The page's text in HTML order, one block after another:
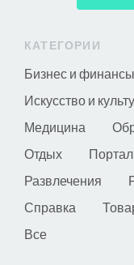
КАТЕГОРИИ
Бизнес и финансы
Искусство и
Медицина
Отдых
Развлечения
Справка
Все